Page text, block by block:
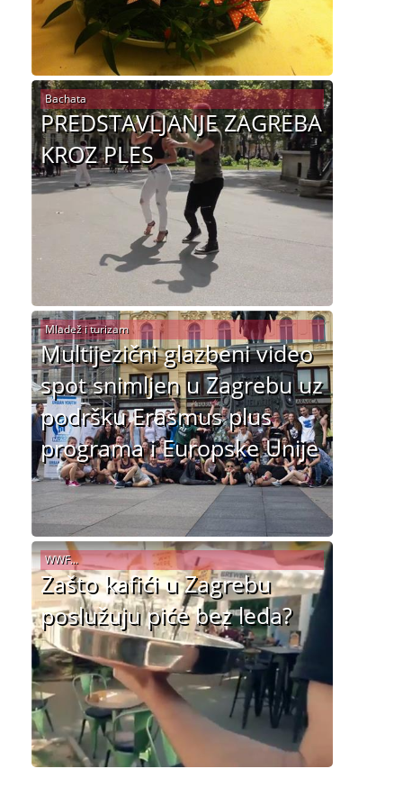
PREDSTAVLJANJE ZAGREBA
KROZ PLES
Bachata
Multijezični glazbeni video
spot snimljen u Zagrebu uz
podršku Erasmus plus
programa i Europske Unije
Mladež i turizam
Zašto kafići u Zagrebu
poslužuju piće bez leda?
WWF...